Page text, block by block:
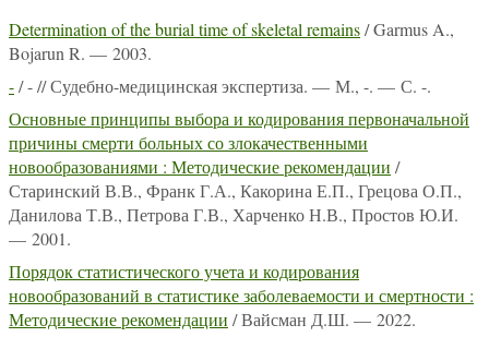
Determination of the burial time of skeletal remains/ Garmus A.,
Bojarun R. — 2003.
-/ - // Судебно-медицинская экспертиза. — М., -. — С. -.
Основные принципы выбора и кодирования первоначальной
причины смерти больных со злокачественными
новообразованиями : Методические рекомендации /
Старинский В.В., Франк Г.А., Какорина Е.П., Грецова О.П.,
Данилова Т.В., Петрова Г.В., Харченко Н.В., Простов Ю.И.
— 2001.
Порядок статистического учета и кодирования
новообразований в статистике заболеваемости и смертности :
Методические рекомендации / Вайсман Д.Ш. — 2022.